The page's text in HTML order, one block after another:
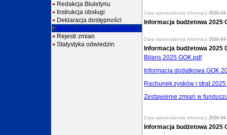
Redakcja Biuletynu
Instrukcja obsługi
Deklaracja dostępności
Wykaz danych o środowisku
Rejestr zmian
Statystyka odwiedzin
Data wprowadzenia informacji 2026-
Informacja budżetowa 2025
Data wprowadzenia informacji 2026-
Informacja budżetowa 2025
Bilans 2025 GOK.pdf
Informacja dodatkowa GOK
Rachunek zysków i strat
Zestawienie zmian w
Data wprowadzenia informacji 2026-
Informacja budżetowa 2025